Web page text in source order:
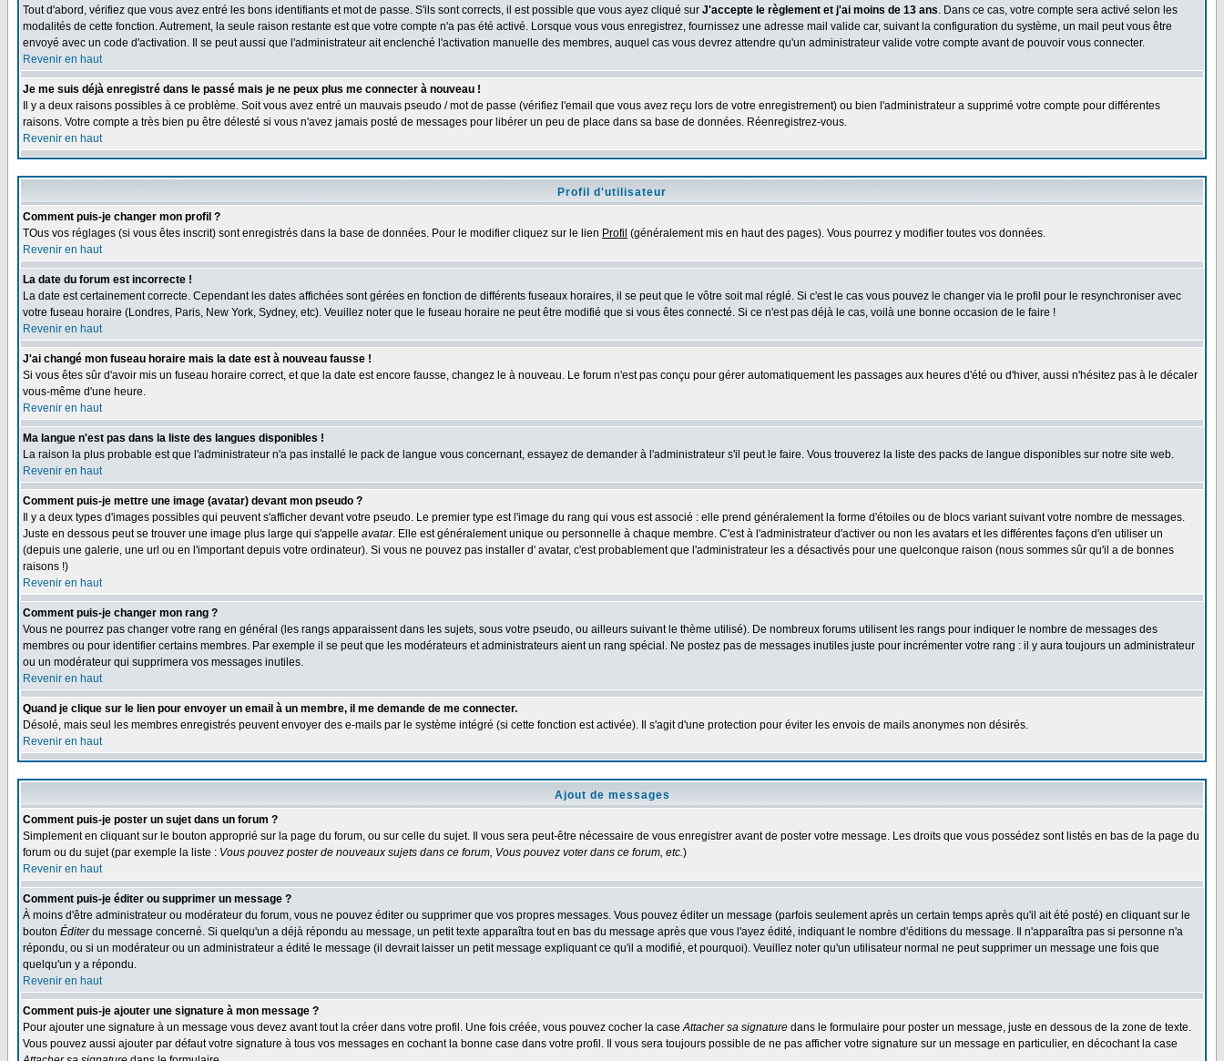
Tout d'abord, vérifiez que vous avez entré les bons identifiants et mot de passe. S'ils sont corrects, il est possible que vous ayez cliqué sur J'accepte le règlement et j'ai moins de 13 ans. Dans ce cas, votre compte sera activé selon les
modalités de cette fonction. Autrement, la seule raison restante est que votre compte n'a pas été activé. Lorsque vous vous enregistrez, fournissez une adresse mail valide car, suivant la configuration du système, un mail peut vous être
envoyé avec un code d'activation. Il se peut aussi que l'administrateur ait enclenché l'activation manuelle des membres, auquel cas vous devrez attendre qu'un administrateur valide votre compte avant de pouvoir vous connecter.
Revenir en haut
Je me suis déjà enregistré dans le passé mais je ne peux plus me connecter à nouveau !
Il y a deux raisons possibles à ce problème. Soit vous avez entré un mauvais pseudo / mot de passe (vérifiez l'email que vous avez reçu lors de votre enregistrement) ou bien l'administrateur a supprimé votre compte pour différentes
raisons. Votre compte a très bien pu être délesté si vous n'avez jamais posté de messages pour libérer un peu de place dans sa base de données. Réenregistrez-vous.
Revenir en haut
Profil d'utilisateur
Comment puis-je changer mon profil ?
TOus vos réglages (si vous êtes inscrit) sont enregistrés dans la base de données. Pour le modifier cliquez sur le lien Profil (généralement mis en haut des pages). Vous pourrez y modifier toutes vos données.
Revenir en haut
La date du forum est incorrecte !
La date est certainement correcte. Cependant les dates affichées sont gérées en fonction de différents fuseaux horaires, il se peut que le vôtre soit mal réglé. Si c'est le cas vous pouvez le changer via le profil pour le resynchroniser avec
votre fuseau horaire (Londres, Paris, New York, Sydney, etc). Veuillez noter que le fuseau horaire ne peut être modifié que si vous êtes connecté. Si ce n'est pas déjà le cas, voilà une bonne occasion de le faire !
Revenir en haut
J'ai changé mon fuseau horaire mais la date est à nouveau fausse !
Si vous êtes sûr d'avoir mis un fuseau horaire correct, et que la date est encore fausse, changez le à nouveau. Le forum n'est pas conçu pour gérer automatiquement les passages aux heures d'été ou d'hiver, aussi n'hésitez pas à le décaler
vous-même d'une heure.
Revenir en haut
Ma langue n'est pas dans la liste des langues disponibles !
La raison la plus probable est que l'administrateur n'a pas installé le pack de langue vous concernant, essayez de demander à l'administrateur s'il peut le faire. Vous trouverez la liste des packs de langue disponibles sur notre site web.
Revenir en haut
Comment puis-je mettre une image (avatar) devant mon pseudo ?
Il y a deux types d'images possibles qui peuvent s'afficher devant votre pseudo. Le premier type est l'image du rang qui vous est associé : elle prend généralement la forme d'étoiles ou de blocs variant suivant votre nombre de messages.
Juste en dessous peut se trouver une image plus large qui s'appelle avatar. Elle est généralement unique ou personnelle à chaque membre. C'est à l'administrateur d'activer ou non les avatars et les différentes façons d'en utiliser un
(depuis une galerie, une url ou en l'important depuis votre ordinateur). Si vous ne pouvez pas installer d' avatar, c'est probablement que l'administrateur les a désactivés pour une quelconque raison (nous sommes sûr qu'il a de bonnes
raisons !)
Revenir en haut
Comment puis-je changer mon rang ?
Vous ne pourrez pas changer votre rang en général (les rangs apparaissent dans les sujets, sous votre pseudo, ou ailleurs suivant le thème utilisé). De nombreux forums utilisent les rangs pour indiquer le nombre de messages des
membres ou pour identifier certains membres. Par exemple il se peut que les modérateurs et administrateurs aient un rang spécial. Ne postez pas de messages inutiles juste pour incrémenter votre rang : il y aura toujours un administrateur
ou un modérateur qui supprimera vos messages inutiles.
Revenir en haut
Quand je clique sur le lien pour envoyer un email à un membre, il me demande de me connecter.
Désolé, mais seul les membres enregistrés peuvent envoyer des e-mails par le système intégré (si cette fonction est activée). Il s'agit d'une protection pour éviter les envois de mails anonymes non désirés.
Revenir en haut
Ajout de messages
Comment puis-je poster un sujet dans un forum ?
Simplement en cliquant sur le bouton approprié sur la page du forum, ou sur celle du sujet. Il vous sera peut-être nécessaire de vous enregistrer avant de poster votre message. Les droits que vous possédez sont listés en bas de la page du
forum ou du sujet (par exemple la liste : Vous pouvez poster de nouveaux sujets dans ce forum, Vous pouvez voter dans ce forum, etc.)
Revenir en haut
Comment puis-je éditer ou supprimer un message ?
À moins d'être administrateur ou modérateur du forum, vous ne pouvez éditer ou supprimer que vos propres messages. Vous pouvez éditer un message (parfois seulement après un certain temps après qu'il ait été posté) en cliquant sur le
bouton Éditerdu message concerné. Si quelqu'un a déjà répondu au message, un petit texte apparaîtra tout en bas du message après que vous l'ayez édité, indiquant le nombre d'éditions du message. Il n'apparaîtra pas si personne n'a
répondu, ou si un modérateur ou un administrateur a édité le message (il devrait laisser un petit message expliquant ce qu'il a modifié, et pourquoi). Veuillez noter qu'un utilisateur normal ne peut supprimer un message une fois que
quelqu'un y a répondu.
Revenir en haut
Comment puis-je ajouter une signature à mon message ?
Pour ajouter une signature à un message vous devez avant tout la créer dans votre profil. Une fois créée, vous pouvez cocher la caseAttacher sa signature dans le formulaire pour poster un message, juste en dessous de la zone de texte.
Vous pouvez aussi ajouter par défaut votre signature à tous vos messages en cochant la bonne case dans votre profil. Il vous sera toujours possible de ne pas afficher votre signature sur un message en particulier, en décochant la case